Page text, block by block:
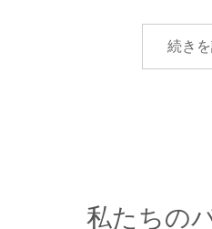
続き
私たちの